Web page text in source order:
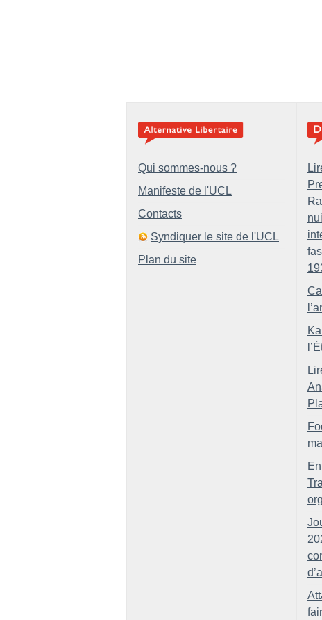
Qui sommes-nous ?
Manifeste de l'UCL
Contacts
Syndiquer le site de l'UCL
Plan du site